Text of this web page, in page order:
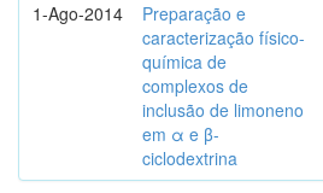
1-Ago-2014
Preparação e
caracterização físico-
química de
complexos de
inclusão de limoneno
em α e β-
ciclodextrina